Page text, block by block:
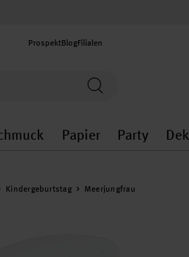
ProspektBlogFilialen
general.openMenu
Schmuck
Papier
Papier
Party
navigieren
Kindergeburtstag Meerjungfrau